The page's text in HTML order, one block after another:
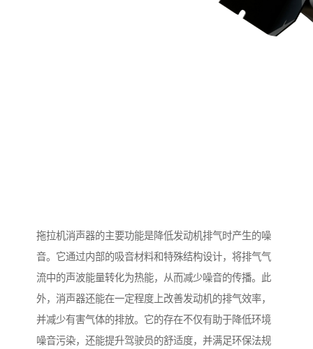
拖拉机消声器的主要功能是降低发动机排气时产生的噪
音。它通过内部的吸音材料和特殊结构设计，将排气气
流中的声波能量转化为热能，从而减少噪音的传播。此
外，消声器还能在一定程度上改善发动机的排气效率，
并减少有害气体的排放。它的存在不仅有助于降低环境
噪音污染，还能提升驾驶员的舒适度，并满足环保法规